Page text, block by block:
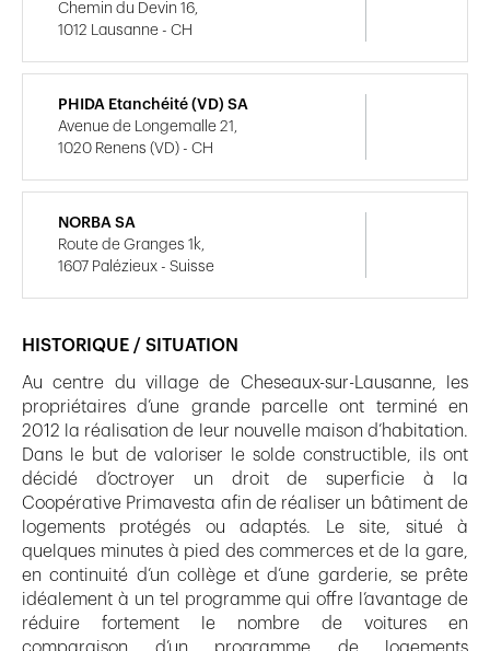
HISTORIQUE / SITUATION
Au centre du village de Cheseaux-sur-Lausanne, les
propriétaires d’une grande parcelle ont terminé en
2012 la réalisation de leur nouvelle maison d’habitation.
Dans le but de valoriser le solde constructible, ils ont
décidé d’octroyer un droit de superficie à la
Coopérative Primavesta afin de réaliser un bâtiment de
logements protégés ou adaptés. Le site, situé à
quelques minutes à pied des commerces et de la gare,
en continuité d’un collège et d’une garderie, se prête
idéalement à un tel programme qui offre l’avantage de
réduire fortement le nombre de voitures en
Chemin du Devin 16,
1012 Lausanne - CH
PHIDA Etanchéité (VD) SA
Avenue de Longemalle 21,
1020 Renens (VD) - CH
NORBA SA
Route de Granges 1k,
1607 Palézieux - Suisse